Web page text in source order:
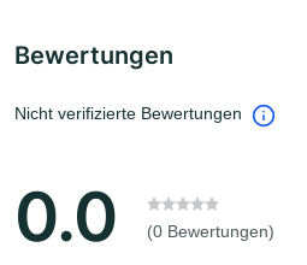
Bewertungen
Nicht verifizierte Bewertungen
0.0 (0 Bewertungen)